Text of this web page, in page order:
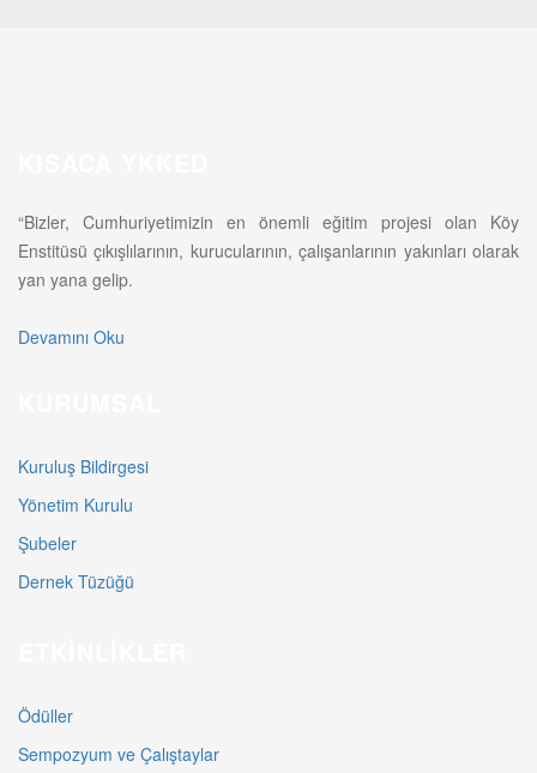
“Bizler, Cumhuriyetimizin en önemli eğitim projesi olan Köy
Enstitüsü çıkışlılarının, kurucularının, çalışanlarının yakınları olarak
yan yana gelip.
Devamını Oku
Kuruluş Bildirgesi
Yönetim Kurulu
Şubeler
Dernek Tüzüğü
Ödüller
Sempozyum ve Çalıştaylar